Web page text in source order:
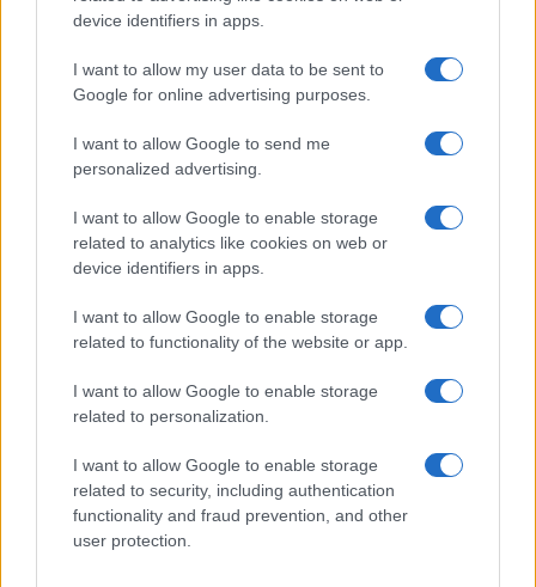
device identifiers in apps.
I want to allow my user data to be sent to
Google for online advertising purposes.
I want to allow Google to send me
personalized advertising.
I want to allow Google to enable storage
related to analytics like cookies on web or
device identifiers in apps.
I want to allow Google to enable storage
related to functionality of the website or app.
I want to allow Google to enable storage
related to personalization.
I want to allow Google to enable storage
related to security, including authentication
functionality and fraud prevention, and other
user protection.